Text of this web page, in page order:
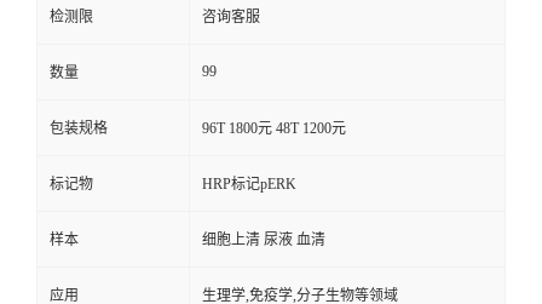
检测限 咨询客服
数量 99
包装规格 96T 1800元 48T 1200元
标记物 HRP标记pERK
样本 细胞上清 尿液 血清
应用 生理学,免疫学,分子生物等领域